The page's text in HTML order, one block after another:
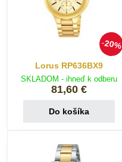
20%
Lorus RP636BX9
SKLADOM - ihneď k odberu
81,60 €
Do košíka